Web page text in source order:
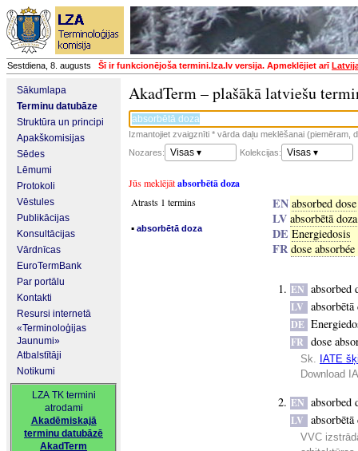
Sestdiena, 8. augusts Šī ir funkcionējoša termini.lza.lv versija. Apmeklējiet arī
Sākumlapa
Terminu datubāze
Struktūra un principi
Apakškomisijas
Sēdes
Lēmumi
Protokoli
Vēstules
Publikācijas
Konsultācijas
Vārdnīcas
EuroTermBank
Par portālu
Kontakti
Resursi internetā
«Terminoloģijas
Jaunumi»
Atbalstītāji
Notikumi
LZA TK termini
atrodami
Akadēmiskajā
terminu datubāzē
AkadTerm
AkadTerm – plašākā latviešu
Izmantojiet zvaigznīti * vārda daļu meklēšanai (piemēram,
Nozares:
Visas ▾ Kolekcijas: Visas ▾
Jūs meklējātabsorbētā doza
Atrasts 1 termins
▪ absorbētā doza
EN absorbed dose
LV absorbētā doza
DE Energiedosis
FR dose absorbée
EN absorbed
LV absorbētā
DE
FR dose
Sk. IATE
Download
EN absorbed
LV absorbētā
VVC